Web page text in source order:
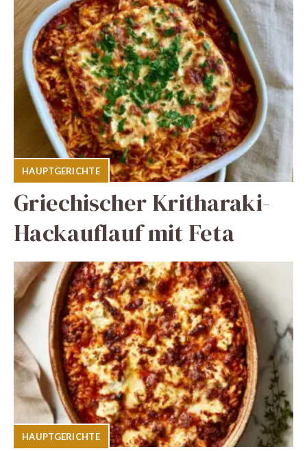
HAUPTGERICHTE
Griechischer Kritharaki-
Hackauflauf mit Feta
HAUPTGERICHTE